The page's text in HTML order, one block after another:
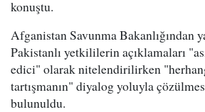
konuştu.
Afganistan Savunma Bakanlığından
Pakistanlı yetkililerin açıklamaları
edici" olarak nitelendirilirken
tartışmanın" diyalog yoluyla
bulunuldu.